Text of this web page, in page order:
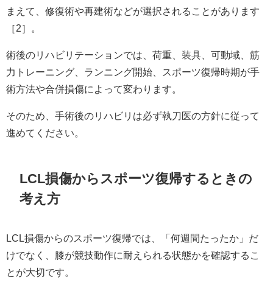
まえて、修復術や再建術などが選択されることがあります
［2］。
術後のリハビリテーションでは、荷重、装具、可動域、筋
力トレーニング、ランニング開始、スポーツ復帰時期が手
術方法や合併損傷によって変わります。
そのため、手術後のリハビリは必ず執刀医の方針に従って
進めてください。
LCL損傷からスポーツ復帰するときの
考え方
LCL損傷からのスポーツ復帰では、「何週間たったか」だ
けでなく、膝が競技動作に耐えられる状態かを確認するこ
とが大切です。